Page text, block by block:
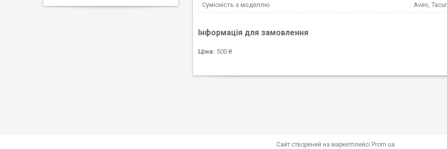
Сумісність з моделлю Aveo,
Інформація для замовлення
Ціна: 500 ₴
Сайт створений на маркетплейсі Prom.ua